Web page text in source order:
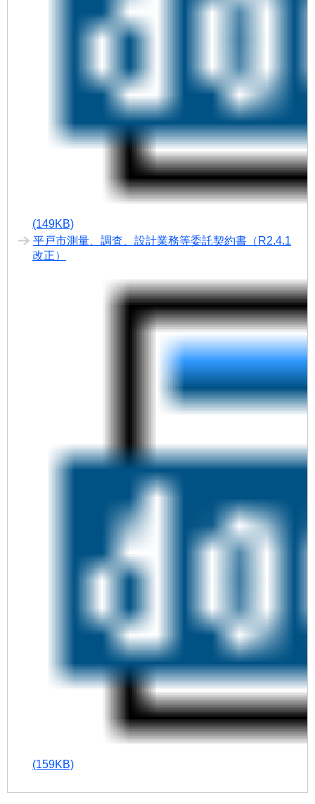
(149KB)
平戸市測量、調査、設計業務等委託契約書（R2.4.1
改正）
(159KB)